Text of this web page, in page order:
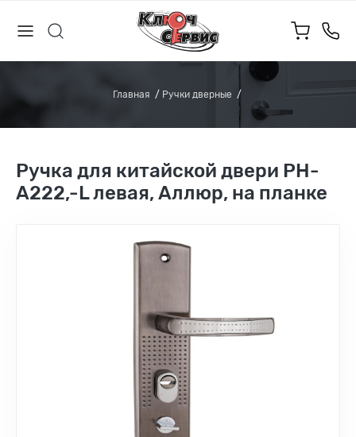
Главная Ручки дверные
Ручка для китайской двери РН-
А222,-L левая, Аллюр, на планке